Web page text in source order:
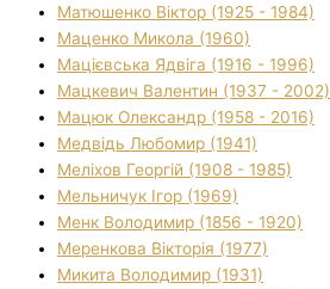
Матюшенко Віктор (1925 - 1984)
Маценко Микола (1960)
Мацієвська Ядвіга (1916 - 1996)
Мацкевич Валентин (1937 - 2002)
Мацюк Олександр (1958 - 2016)
Медвідь Любомир (1941)
Меліхов Георгій (1908 - 1985)
Мельничук Ігор (1969)
Менк Володимир (1856 - 1920)
Меренкова Вікторія (1977)
Микита Володимир (1931)